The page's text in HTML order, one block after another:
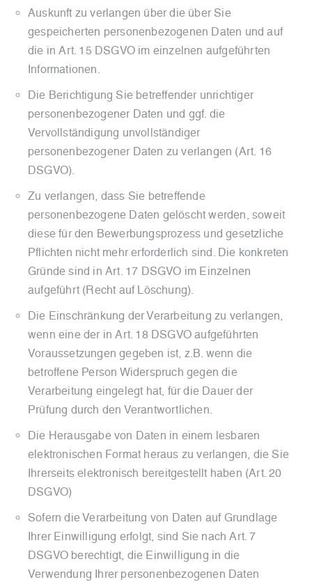
Auskunft zu verlangen über die über Sie
gespeicherten personenbezogenen Daten und auf
die in Art. 15 DSGVO im einzelnen aufgeführten
Informationen.
Die Berichtigung Sie betreffender unrichtiger
personenbezogener Daten und ggf. die
Vervollständigung unvollständiger
personenbezogener Daten zu verlangen (Art. 16
DSGVO).
Zu verlangen, dass Sie betreffende
personenbezogene Daten gelöscht werden, soweit
diese für den Bewerbungsprozess und gesetzliche
Pflichten nicht mehr erforderlich sind. Die konkreten
Gründe sind in Art. 17 DSGVO im Einzelnen
aufgeführt (Recht auf Löschung).
Die Einschränkung der Verarbeitung zu verlangen,
wenn eine der in Art. 18 DSGVO aufgeführten
Voraussetzungen gegeben ist, z.B. wenn die
betroffene Person Widerspruch gegen die
Verarbeitung eingelegt hat, für die Dauer der
Prüfung durch den Verantwortlichen.
Die Herausgabe von Daten in einem lesbaren
elektronischen Format heraus zu verlangen, die Sie
Ihrerseits elektronisch bereitgestellt haben (Art. 20
DSGVO)
Sofern die Verarbeitung von Daten auf Grundlage
Ihrer Einwilligung erfolgt, sind Sie nach Art. 7
DSGVO berechtigt, die Einwilligung in die
Verwendung Ihrer personenbezogenen Daten